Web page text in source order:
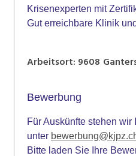
Krisenexperten mit
Gut erreichbare Klinik
Arbeitsort: 9608
Bewerbung
Für Auskünfte stehen wir
unter
Bitte laden Sie Ihre